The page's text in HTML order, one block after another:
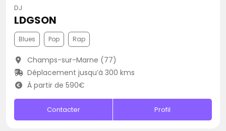
DJ
LDGSON
Blues Pop Rap
Champs-sur-Marne (77)
Déplacement jusqu’à 300 kms
À partir de 590€
Contacter Profil